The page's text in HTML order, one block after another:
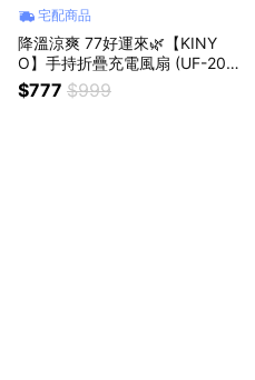
宅配商品
降溫涼爽 77好運來🌿【KINY
O】手持折疊充電風扇 (UF-206
6)+ 雙刀頭充電式刮鬍刀(KS-50
1) 充電風扇 手持風扇 USB風扇
$777 $999